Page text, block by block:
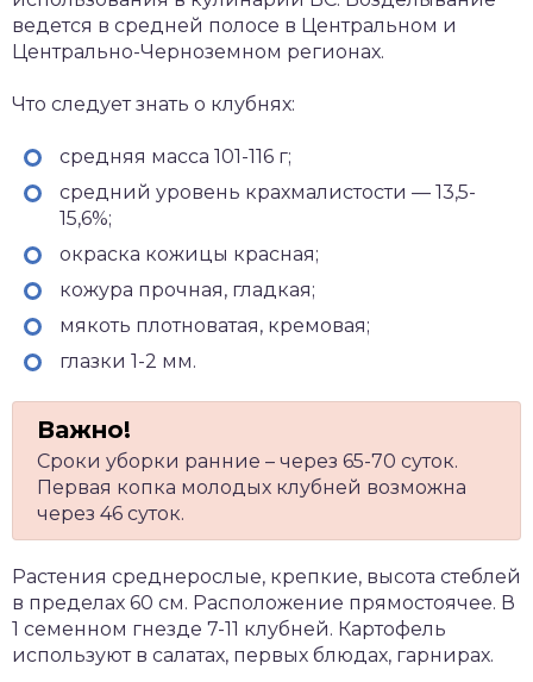
ведется в средней полосе в Центральном и
Центрально-Черноземном регионах.
Что следует знать о клубнях:
средняя масса 101-116 г;
средний уровень крахмалистости — 13,5-
15,6%;
окраска кожицы красная;
кожура прочная, гладкая;
мякоть плотноватая, кремовая;
глазки 1-2 мм.
Сроки уборки ранние – через 65-70 суток.
Первая копка молодых клубней возможна
через 46 суток.
Растения среднерослые, крепкие, высота стеблей
в пределах 60 см. Расположение прямостоячее. В
1 семенном гнезде 7-11 клубней. Картофель
используют в салатах, первых блюдах, гарнирах.